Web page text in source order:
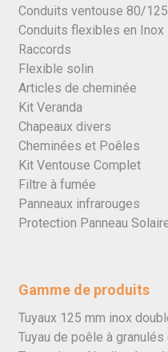
Conduits ventouse 80/125
Conduits flexibles en Inox
Raccords
Flexible solin
Articles de cheminée
Kit Veranda
Chapeaux divers
Cheminées et Poêles
Kit Ventouse Complet
Filtre à fumée
Panneaux infrarouges
Protection Panneau
Gamme de produits
Tuyaux 125 mm inox
Tuyau de poêle à